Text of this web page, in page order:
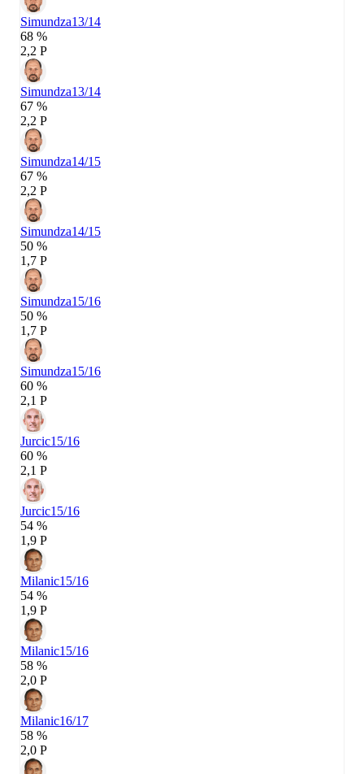
Simundza13/14
68 %
2,2 P
Simundza13/14
67 %
2,2 P
Simundza14/15
67 %
2,2 P
Simundza14/15
50 %
1,7 P
Simundza15/16
50 %
1,7 P
Simundza15/16
60 %
2,1 P
Jurcic15/16
60 %
2,1 P
Jurcic15/16
54 %
1,9 P
Milanic15/16
54 %
1,9 P
Milanic15/16
58 %
2,0 P
Milanic16/17
58 %
2,0 P